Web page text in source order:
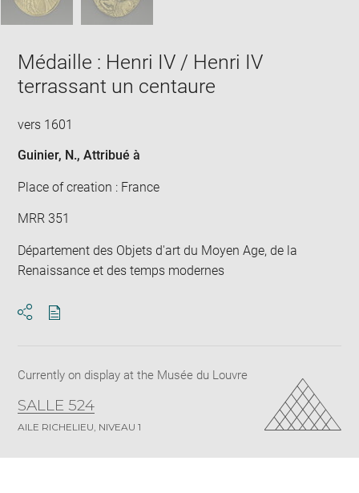
Médaille : Henri IV / Henri IV
terrassant un centaure
vers 1601
Guinier, N., Attribué à
Place of creation : France
MRR 351
Département des Objets d'art du Moyen Age, de la
Renaissance et des temps modernes
Currently on display at the Musée du Louvre
SALLE 524
AILE RICHELIEU, NIVEAU 1